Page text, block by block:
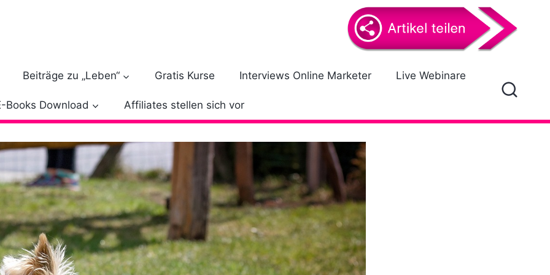
Beiträge zu „Leben“ Gratis Kurse Interviews Online Marketer Live Webinare
Books Download Affiliates stellen sich vor